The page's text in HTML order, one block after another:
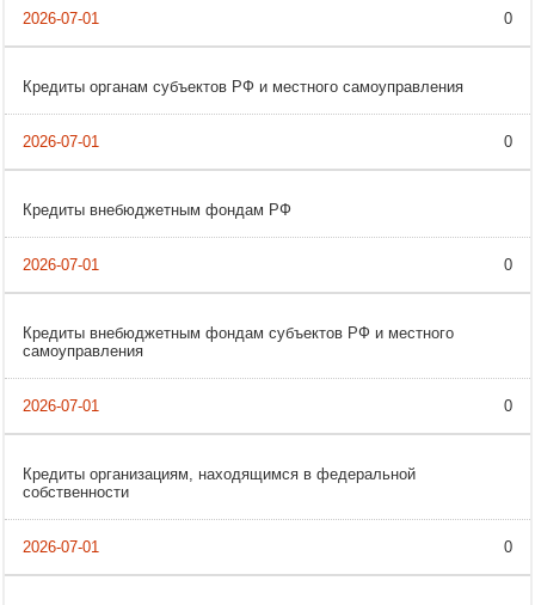
0
Кредиты органам субъектов РФ и местного самоуправления
0
Кредиты внебюджетным фондам РФ
0
Кредиты внебюджетным фондам субъектов РФ и местного
самоуправления
0
Кредиты организациям, находящимся в федеральной
собственности
0